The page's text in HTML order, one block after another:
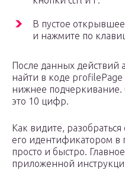
В пустое
и нажмите по
После данных действий
найти в коде
нижнее
это 10 цифр.
Как видите,
его идентификатором в
просто и быстро.
приложенной